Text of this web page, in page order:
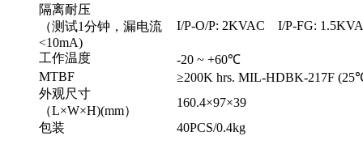
隔离耐压
（测试1分钟，漏电流
<10mA)
I/P-O/P: 2KVAC I/P-FG:
工作温度
-20 ~ +60℃
MTBF
≥200K hrs. MIL-HDBK-217F
外观尺寸
（L×W×H)(mm）
160.4×97×39
包装
40PCS/0.4kg